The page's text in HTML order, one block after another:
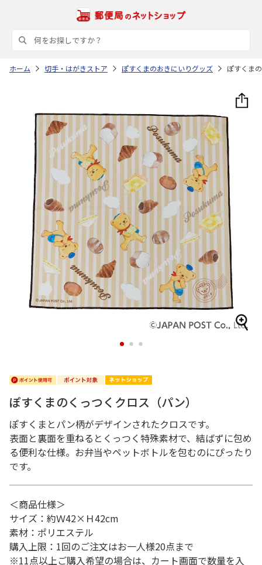
ホーム 切手・はがきストア ぽすくまのおきにいりグッズ ぽすくま
1 2 3
ぽすくまのくっつくクロス（パン）
ぽすくまとパン柄がデザインされたクロスです。
表面と裏面を重ねるとくっつく特殊素材で、結ばずに包め
る便利な仕様。お弁当やペットボトルを包むのにぴったり
です。
＜商品仕様＞
サイズ：約Ｗ42×Ｈ42cm
素材：ポリエステル
購入上限：1回のご注文はお一人様20点まで
※11点以上ご購入希望の場合は、カート画面で数量を入